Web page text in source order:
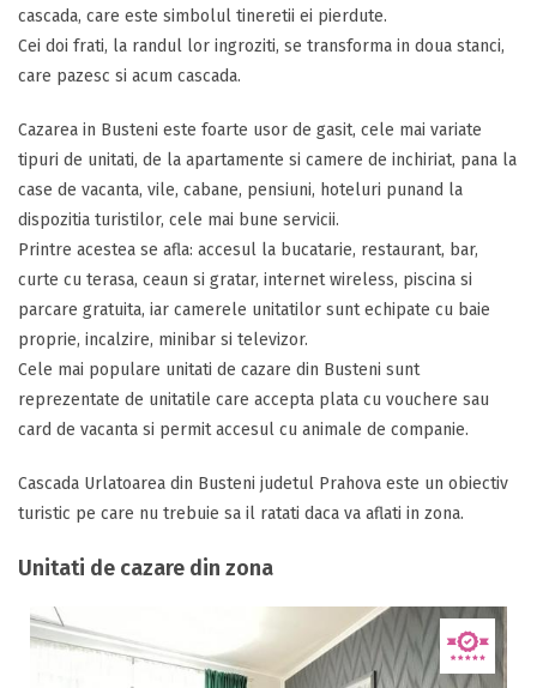
cascada, care este simbolul tineretii ei pierdute.
Cei doi frati, la randul lor ingroziti, se transforma in doua stanci,
care pazesc si acum cascada.
Cazarea in Busteni este foarte usor de gasit, cele mai variate
tipuri de unitati, de la apartamente si camere de inchiriat, pana la
case de vacanta, vile, cabane, pensiuni, hoteluri punand la
dispozitia turistilor, cele mai bune servicii.
Printre acestea se afla: accesul la bucatarie, restaurant, bar,
curte cu terasa, ceaun si gratar, internet wireless, piscina si
parcare gratuita, iar camerele unitatilor sunt echipate cu baie
proprie, incalzire, minibar si televizor.
Cele mai populare unitati de cazare din Busteni sunt
reprezentate de unitatile care accepta plata cu vouchere sau
card de vacanta si permit accesul cu animale de companie.
Cascada Urlatoarea din Busteni judetul Prahova este un obiectiv
turistic pe care nu trebuie sa il ratati daca va aflati in zona.
Unitati de cazare din zona